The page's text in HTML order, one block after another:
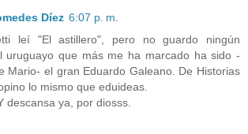
Díez 6:07 p. m.
leí "El astillero", pero no guardo ningún
uruguayo que más me ha marcado ha sido -
Mario- el gran Eduardo Galeano. De Historias
lo mismo que eduideas.
descansa ya, por diosss.